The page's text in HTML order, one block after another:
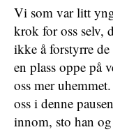
Vi som var litt
krok for oss selv,
ikke å forstyrre
en plass oppe på
oss mer
oss i denne
innom, sto han